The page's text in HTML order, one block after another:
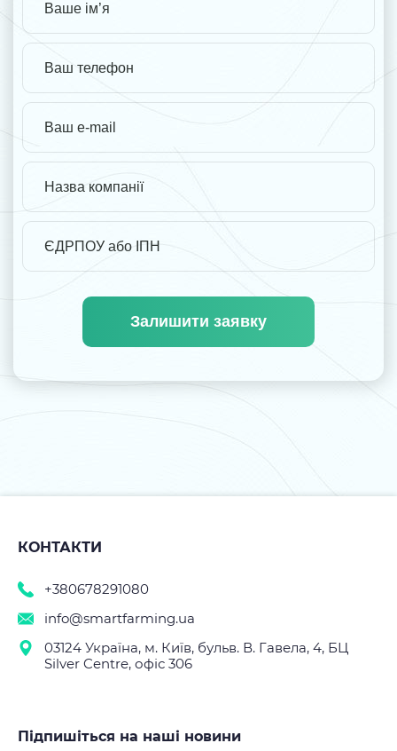
Залишити заявку
КОНТАКТИ
+380678291080
info@smartfarming.ua
03124 Україна, м. Київ, бульв. В. Гавела, 4, БЦ
Silver Centre, офіс 306
Підпишіться на наші новини